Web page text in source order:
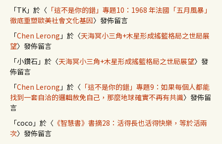
「TK」於〈 「這不是你的錯」專題10：1968 年法國「五月風暴」
徹底重塑歐美社會文化基因〉發佈留言
「Chen Lerong 」於〈天海冥小三角+木星形成搖籃格局之世局展
望〉發佈留言
「小鑽石 」於〈天海冥小三角+木星形成搖籃格局之世局展望〉發
佈留言
「Chen Lerong 」於〈 「這不是你的錯」專題9：如果每個人都能
找到一套自洽的邏輯赦免自己，那麼地球確實不再有共識〉發佈留
言
「coco 」於〈 《智慧書》書摘28：活得長也活得快樂，等於活兩
次〉發佈留言